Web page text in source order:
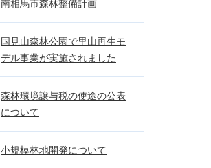
南相馬市森林整備計画
国見山森林公園で里山再生モ
デル事業が実施されました
森林環境譲与税の使途の公表
について
小規模林地開発について